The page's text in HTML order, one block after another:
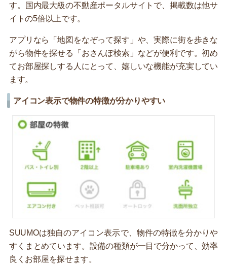
す。国内最大級の不動産ポータルサイトで、掲載数は他サ
イトの5倍以上です。
アプリなら「地図をなぞって探す」や、実際に街を歩きな
がら物件を探せる「おさんぽ検索」などが便利です。初め
てお部屋探しする人にとって、嬉しいな機能が充実してい
ます。
アイコン表示で物件の特徴が分かりやすい
SUUMOは独自のアイコン表示で、物件の特徴を分かりや
すくまとめています。設備の種類が一目で分かって、効率
良くお部屋を探せます。